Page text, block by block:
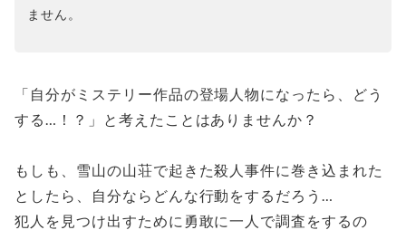
ません。
「自分がミステリー作品の登場人物になったら、どう
する…！？」と考えたことはありませんか？
もしも、雪山の山荘で起きた殺人事件に巻き込まれた
としたら、自分ならどんな行動をするだろう…
犯人を見つけ出すために勇敢に一人で調査をするの